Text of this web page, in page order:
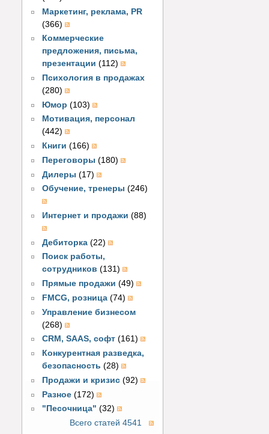
Маркетинг, реклама, PR
(366)
Коммерческие
предложения, письма,
презентации (112)
Психология в продажах
(280)
Юмор (103)
Мотивация, персонал
(442)
Книги (166)
Переговоры (180)
Дилеры (17)
Обучение, тренеры (246)
Интернет и продажи (88)
Дебиторка (22)
Поиск работы,
сотрудников (131)
Прямые продажи (49)
FMCG, розница (74)
Управление бизнесом
(268)
CRM, SAAS, софт (161)
Конкурентная разведка,
безопасность (28)
Продажи и кризис (92)
Разное (172)
"Песочница" (32)
Всего статей 4541